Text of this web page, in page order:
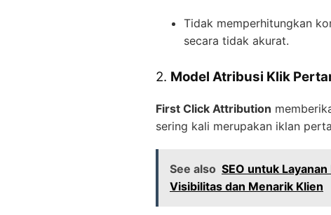
Tidak memperhitungkan
secara tidak akurat.
2. Model Atribusi Klik
First Click Attribution
sering kali merupakan iklan
See also SEO untuk
Visibilitas dan Menarik Klien